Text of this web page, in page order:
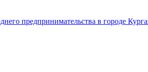
предпринимательства в городе